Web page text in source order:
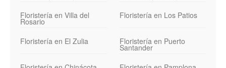
Floristería en Villa del
Rosario
Floristería en Los Patios
Floristería en El Zulia Floristería en Puerto
Santander